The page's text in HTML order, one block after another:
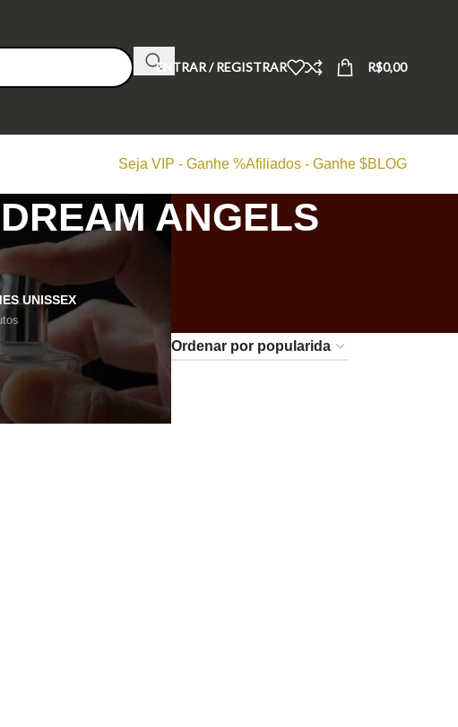
ENTRAR / REGISTRAR R$0,00
Seja VIP - Ganhe %Afiliados - Ganhe $BLOG
ANGELS
UNISSEX
12 18